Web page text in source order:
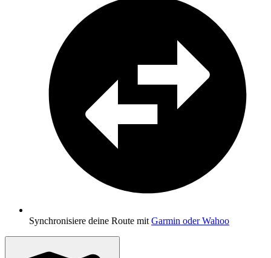
Synchronisiere deine Route mit Garmin oder Wahoo